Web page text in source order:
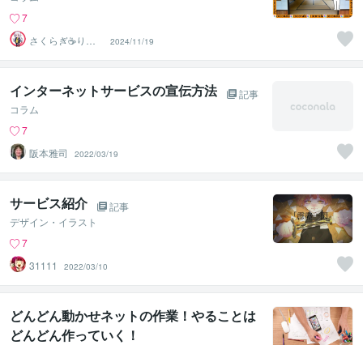
7
さくらぎ☕りょ
う⛎癒やし電話
相談サロン
2024/11/19
インターネットサービスの宣伝方法
記事
コラム
7
阪本雅司
2022/03/19
サービス紹介
記事
デザイン・イラスト
7
31111
2022/03/10
どんどん動かせネットの作業！やることは
どんどん作っていく！